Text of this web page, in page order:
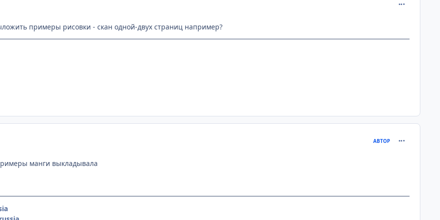
примеры рисовки - скан одной-двух страниц например?
АВТОР
манги выкладывала